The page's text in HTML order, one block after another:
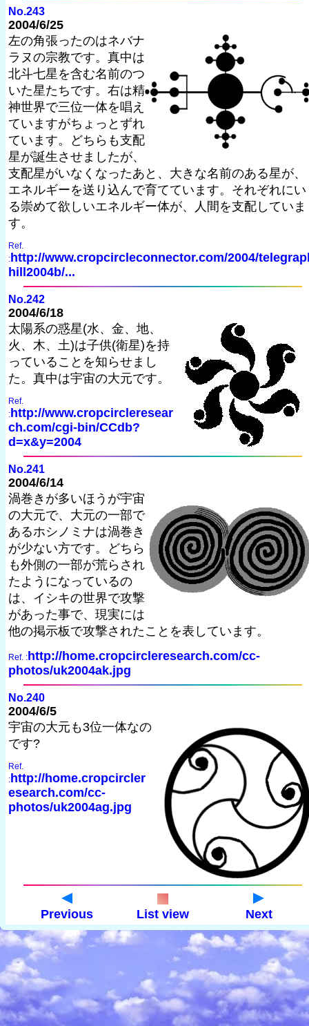
No.243
2004/6/25
左の角張ったのはネバナ
ラヌの宗教です。真中は
北斗七星を含む名前のつ
いた星たちです。右は精
神世界で三位一体を唱え
ていますがちょっとずれ
ています。どちらも支配
星が誕生させましたが、
支配星がいなくなったあと、大きな名前のある星が、
エネルギーを送り込んで育てています。それぞれにい
る崇めて欲しいエネルギー体が、人間を支配していま
す。
Ref.
: http://www.cropcircleconnector.com/2004/
hill2004b/...
No.242
2004/6/18
太陽系の惑星(水、金、地、
火、木、土)は子供(衛星)を持
っていることを知らせまし
た。真中は宇宙の大元です。
Ref.
: http://www.cropcircleresear
ch.com/cgi-bin/CCdb?
d=x&y=2004
No.241
2004/6/14
渦巻きが多いほうが宇宙
の大元で、大元の一部で
あるホシノミナは渦巻き
が少ない方です。どちら
も外側の一部が荒らされ
たようになっているの
は、イシキの世界で攻撃
があった事で、現実には
他の掲示板で攻撃されたことを表しています。
Ref. : http://home.cropcircleresearch.com/cc-
photos/uk2004ak.jpg
No.240
2004/6/5
宇宙の大元も3位一体なの
です?
Ref.
: http://home.cropcircler
esearch.com/cc-
photos/uk2004ag.jpg
Previous List view Next